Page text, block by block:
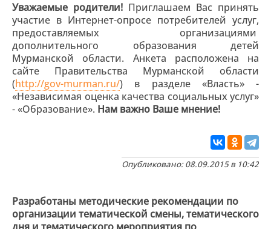
Уважаемые родители! Приглашаем Вас принять
участие в Интернет-опросе потребителей услуг,
предоставляемых организациями
дополнительного образования детей
Мурманской области. Анкета расположена на
сайте Правительства Мурманской области
(http://gov-murman.ru/) в разделе «Власть» -
«Независимая оценка качества социальных услуг»
- «Образование». Нам важно Ваше мнение!
Опубликовано: 08.09.2015 в 10:42
Разработаны методические рекомендации по
организации тематической смены, тематического